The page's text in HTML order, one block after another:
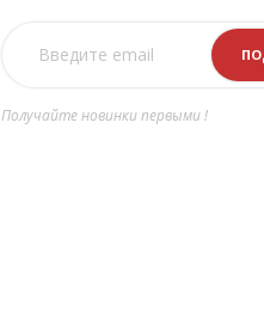
Получайте новинки первыми !